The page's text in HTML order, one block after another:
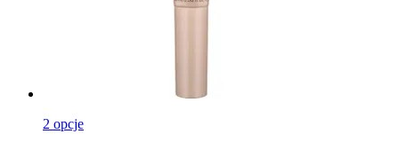
2 opcje